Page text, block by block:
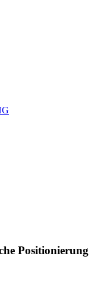
Positionierung